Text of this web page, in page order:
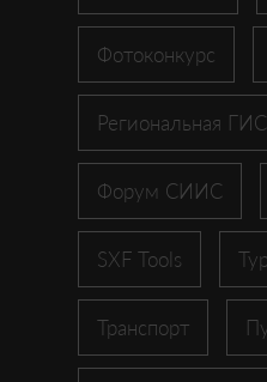
Фотоконкурс
Региональная ГИС
Форум СИИС
SXF Tools
Транспорт